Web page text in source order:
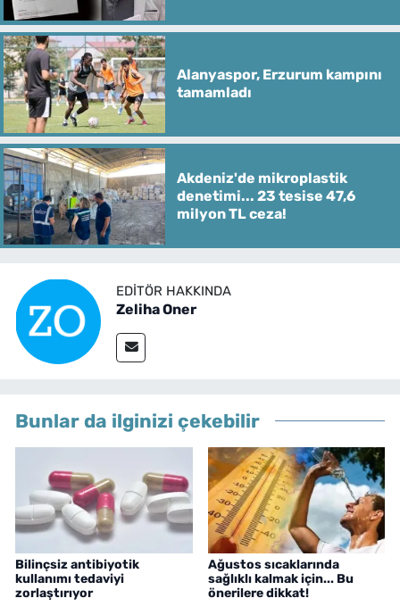
Alanyaspor, Erzurum kampını
tamamladı
Akdeniz'de mikroplastik
denetimi... 23 tesise 47,6
milyon TL ceza!
EDITÖR HAKKINDA
Zeliha Oner
Bunlar da ilginizi çekebilir
Bilinçsiz antibiyotik
kullanımı tedaviyi
zorlaştırıyor
Ağustos sıcaklarında
sağlıklı kalmak için... Bu
önerilere dikkat!